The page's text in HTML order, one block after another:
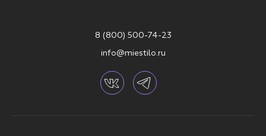
8 (800) 500-74-23
info@miestilo.ru